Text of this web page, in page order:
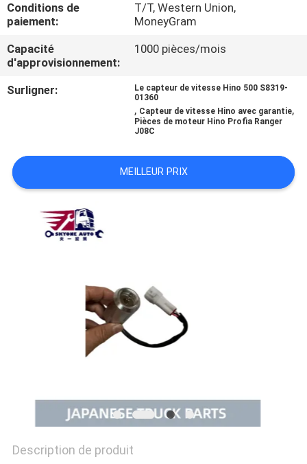
CONTACTEZ-
NOUS
NOUVELLES
UNE
CITATION
PLAN
Conditions de
paiement:
T/T, Western Union,
MoneyGram
Capacité
d'approvisionnement:
1000 pièces/mois
Surligner:
Le capteur de vitesse Hino 500 S8319-
01360
, Capteur de vitesse Hino avec garantie,
Pièces de moteur Hino Profia Ranger
J08C
MEILLEUR PRIX
Description de produit